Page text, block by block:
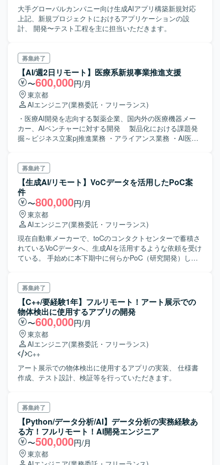
大手グローバルカンパニー向け生成AIアプリ構築新規対応
上記、新規プロジェクトにおけるアプリケーションの設
計、 開発〜テスト工程を主に担当いただきます。
募集終了
【AI/週2日リモート】医療系新規事業推進支援
〜600,000円/月
東京都
AIエンジニア(業務委託・フリーランス)
・医療AI開発を志向する製薬企業、国内外の医療機器メー
カー、AIベンチャーに対する開発 製品化における課題発
掘～ビジネス立案pj推進業務 ・アライアンス業務 ・AI医療
募集終了
【生成AI/リモート】VoCデータを活用したPoC案
件
〜800,000円/月
東京都
AIエンジニア(業務委託・フリーランス)
現在自動車メーカーで、toCのコンタクトセンターで蓄積さ
れているVoCデータへ、生成AIを活用するような依頼を受け
ている。 手始めに本下期中に何らかPoC（研究開発）した
個人情報を多く含む生VoCデータをPoCへ使うは厳しいた
め、ダミーデータをクライアント内で準備をする予定
募集終了
【C++/要経験1年】フルリモート！アート展示での
物体検出に使用するアプリの開発
〜600,000円/月
東京都
AIエンジニア(業務委託・フリーランス)
C++
アート展示での物体検出に使用するアプリの実装、 仕様書
作成、テスト設計、検証等を行っていただきます。
募集終了
【Python/データ分析/AI】データ分析の実務経験あ
る方！フルリモート！AI開発エンジニア
〜500,000円/月
東京都